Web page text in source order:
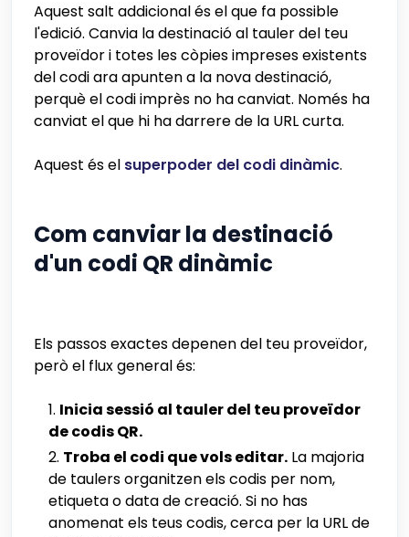
Aquest salt addicional és el que fa possible
l'edició. Canvia la destinació al tauler del teu
proveïdor i totes les còpies impreses existents
del codi ara apunten a la nova destinació,
perquè el codi imprès no ha canviat. Només ha
canviat el que hi ha darrere de la URL curta.
Aquest és el superpoder del codi dinàmic.
Com canviar la destinació
d'un codi QR dinàmic
Els passos exactes depenen del teu proveïdor,
però el flux general és:
Inicia sessió al tauler del teu proveïdor
de codis QR.
Troba el codi que vols editar. La majoria
de taulers organitzen els codis per nom,
etiqueta o data de creació. Si no has
anomenat els teus codis, cerca per la URL de